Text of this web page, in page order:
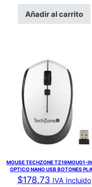
Añadir al carrito
MOUSE TECHZONE TZ19MOU01-
OPTICO NANO USB BOTONES
$178.73 IVA Incluido